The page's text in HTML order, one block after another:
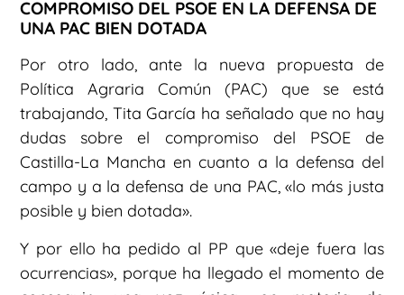
COMPROMISO DEL PSOE EN LA DEFENSA DE
UNA PAC BIEN DOTADA
Por otro lado, ante la nueva propuesta de
Política Agraria Común (PAC) que se está
trabajando, Tita García ha señalado que no hay
dudas sobre el compromiso del PSOE de
Castilla-La Mancha en cuanto a la defensa del
campo y a la defensa de una PAC, «lo más justa
posible y bien dotada».
Y por ello ha pedido al PP que «deje fuera las
ocurrencias», porque ha llegado el momento de